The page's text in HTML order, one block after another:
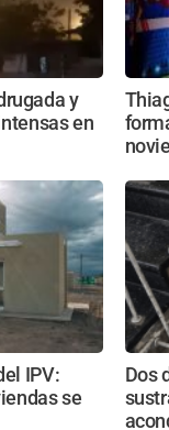
y
en
IPV:
se
Dos